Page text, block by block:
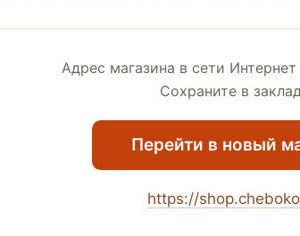
Адрес магазина в сети
Сохраните в
Перейти в новый
https://